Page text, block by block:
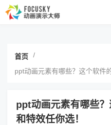
首页 /
ppt动画元素有哪些？这个软件
ppt动画元素有哪些
和特效任你选！